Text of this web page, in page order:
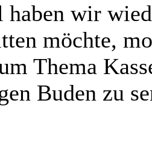
wir
möchte,
Thema
Buden zu